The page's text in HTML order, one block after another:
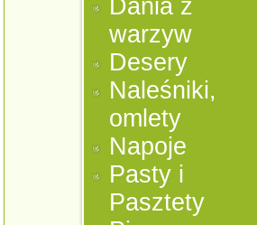
Dania z
warzyw
Desery
Naleśniki,
omlety
Napoje
Pasty i
Pasztety